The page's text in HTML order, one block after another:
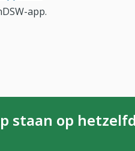
app.
staan op